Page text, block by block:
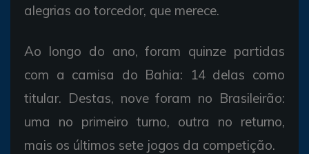
alegrias ao torcedor, que merece.
Ao longo do ano, foram quinze partidas
com a camisa do Bahia: 14 delas como
titular. Destas, nove foram no Brasileirão:
uma no primeiro turno, outra no returno,
mais os últimos sete jogos da competição.